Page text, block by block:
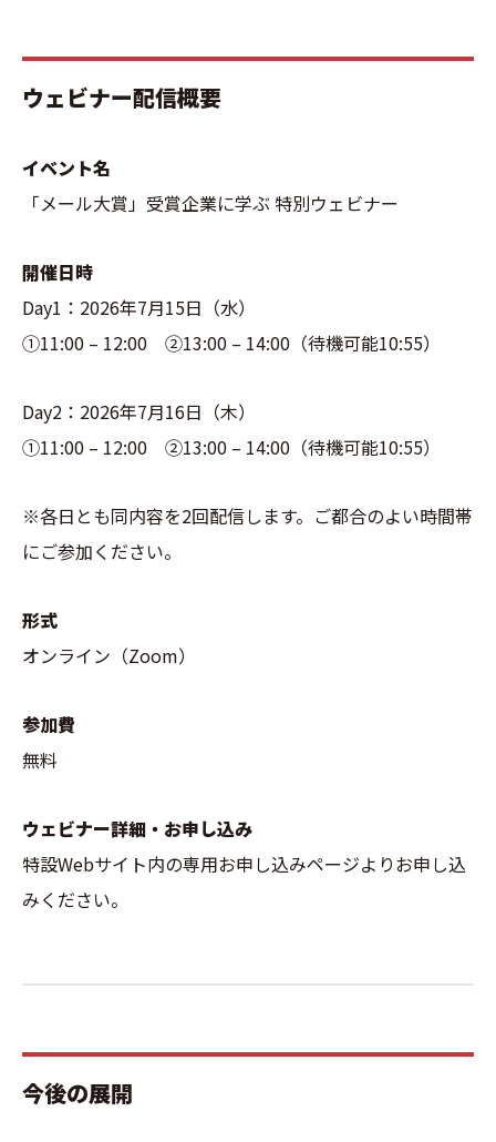
ウェビナー配信概要
イベント名
「メール大賞」受賞企業に学ぶ 特別ウェビナー
開催日時
Day1：2026年7月15日（水）
①11:00 – 12:00 ②13:00 – 14:00（待機可能10:55）
Day2：2026年7月16日（木）
①11:00 – 12:00 ②13:00 – 14:00（待機可能10:55）
※各日とも同内容を2回配信します。ご都合のよい時間帯
にご参加ください。
形式
オンライン（Zoom）
参加費
無料
ウェビナー詳細・お申し込み
特設Webサイト内の専用お申し込みページよりお申し込
みください。
今後の展開